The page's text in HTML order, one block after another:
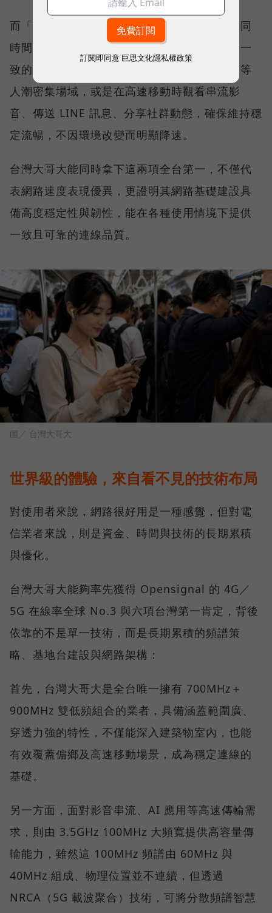
而「品質一致性」則是衡量電信業者可否在不同
時間、不同地點、不同網路負載下，都能維持一
致的網路服務品質。無論是在跨年晚會、球賽等
人潮密集場域，或是在高速移動時觀看串流影
音、傳送 LINE 訊息、分享社群動態，確保維持穩
定流暢，不因環境改變而明顯降速。
台灣大哥大能同時拿下這兩項全台第一，不僅代
表網路速度表現優異，更證明其網路基礎建設具
備高度穩定性與韌性，能在各種使用情境下提供
一致且可靠的連線品質。
圖／ 台灣大哥大
世界級的體驗，來自看不見的技術布局
對使用者來說，網路很好用是一種感覺，但對電
信業者來說，則是資金、時間與技術的長期累積
與優化。
台灣大哥大能夠率先獲得 Opensignal 的 4G／
5G 在線率全球 No.3 與六項台灣第一肯定，背後
依靠的不是單一技術，而是長期累積的頻譜策
略、基地台建設與網路架構：
首先，台灣大哥大是全台唯一擁有 700MHz＋
900MHz 雙低頻組合的業者，具備涵蓋範圍廣、
穿透力強的特性，不僅能深入建築物室內，也能
有效覆蓋偏鄉及高速移動場景，成為穩定連線的
基礎。
另一方面，面對影音串流、AI 應用等高速傳輸需
求，則由 3.5GHz 100MHz 大頻寬提供高容量傳
輸能力，雖然這 100MHz 頻譜由 60MHz 與
40MHz 組成、物理位置並不連續，但透過
NRCA（5G 載波聚合）技術，可將分散頻譜智慧
訂閱即同意 巨思文化隱私權政策